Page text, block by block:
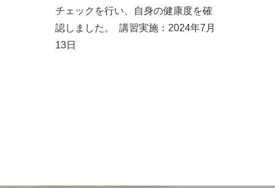
チェックを行い、自身の健康度を確
認しました。 講習実施：2024年7月
13日